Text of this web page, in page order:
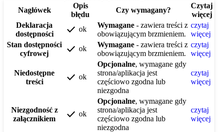
Nagłówek
Opis
błędu
Czy wymagany?
Czytaj
więcej
Deklaracja
dostępności
check ok Wymagane - zawiera treści z
obowiązującym brzmieniem.
czytaj
więcej
Stan dostępności
cyfrowej
check ok Wymagane - zawiera treści z
obowiązującym brzmieniem.
czytaj
więcej
Niedostępne
treści
check ok
Opcjonalne, wymagane gdy
strona/aplikacja jest
częściowo zgodna lub
niezgodna
czytaj
więcej
Niezgodność z
załącznikiem
check ok
Opcjonalne, wymagane gdy
strona/aplikacja jest
częściowo zgodna lub
niezgodna
czytaj
więcej